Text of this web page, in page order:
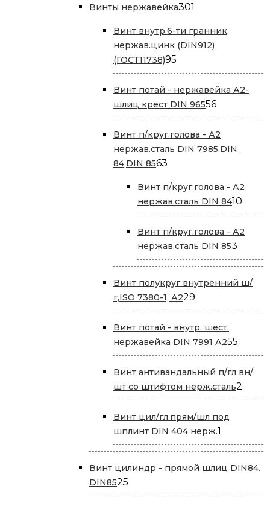
Винты нержавейка301
Винт внутр.6-ти гранник,
нержав.цинк (DIN912)
(ГОСТ11738)95
товаров
Винт потай - нержавейка А2-
шлиц крест DIN 9655656
товаров
Винт п/круг.голова - А2
нержав.сталь DIN 7985,DIN
84,DIN 8563
Винт п/круг.голова - А2
нержав.сталь DIN 8410
Винт п/круг.голова - А2
нержав.сталь DIN 853
товара
Винт полукруг внутренний ш/
г,ISO 7380-1, А229
товаров
Винт потай - внутр. шест.
нержавейка DIN 7991 А255
Винт антивандальный п/гл вн/
шт со штифтом нерж.сталь2
Винт цил/гл.прям/шл под
шплинт DIN 404 нерж.1
товар
Винт цилиндр - прямой шлиц DIN84.
DIN8525
товаров